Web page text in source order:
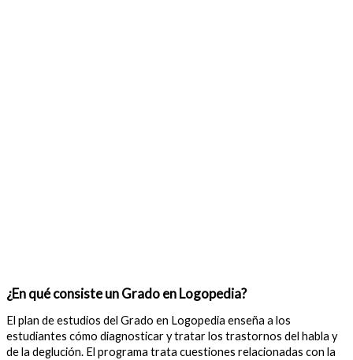
¿En qué consiste un Grado en Logopedia?
El plan de estudios del Grado en Logopedia enseña a los
estudiantes cómo diagnosticar y tratar los trastornos del habla y
de la deglución. El programa trata cuestiones relacionadas con la